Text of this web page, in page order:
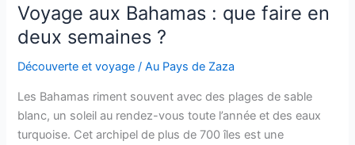
Voyage aux Bahamas : que faire en
deux semaines ?
Découverte et voyage /Au Pays de Zaza
Les Bahamas riment souvent avec des plages de sable
blanc, un soleil au rendez-vous toute l’année et des eaux
turquoise. Cet archipel de plus de 700 îles est une